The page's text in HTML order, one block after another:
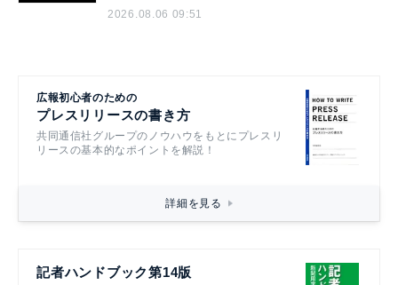
2026.08.06 09:51
広報初心者のための
プレスリリースの書き方
共同通信社グループのノウハウをもとにプレスリ
リースの基本的なポイントを解説！
詳細を見る
記者ハンドブック第14版